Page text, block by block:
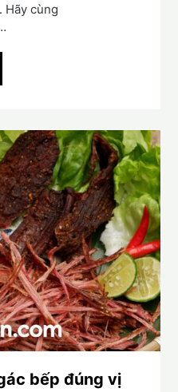
Hãy cùng
bếp đúng vị